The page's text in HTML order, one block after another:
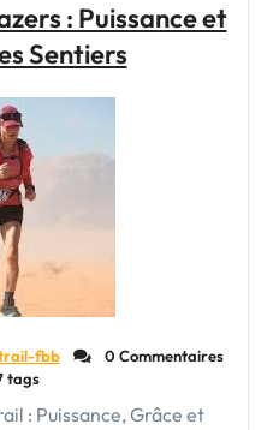
:
Alliez
en
: Puissance et
Sentiers
fbb
0 Commentaires
tags
: Puissance, Grâce et